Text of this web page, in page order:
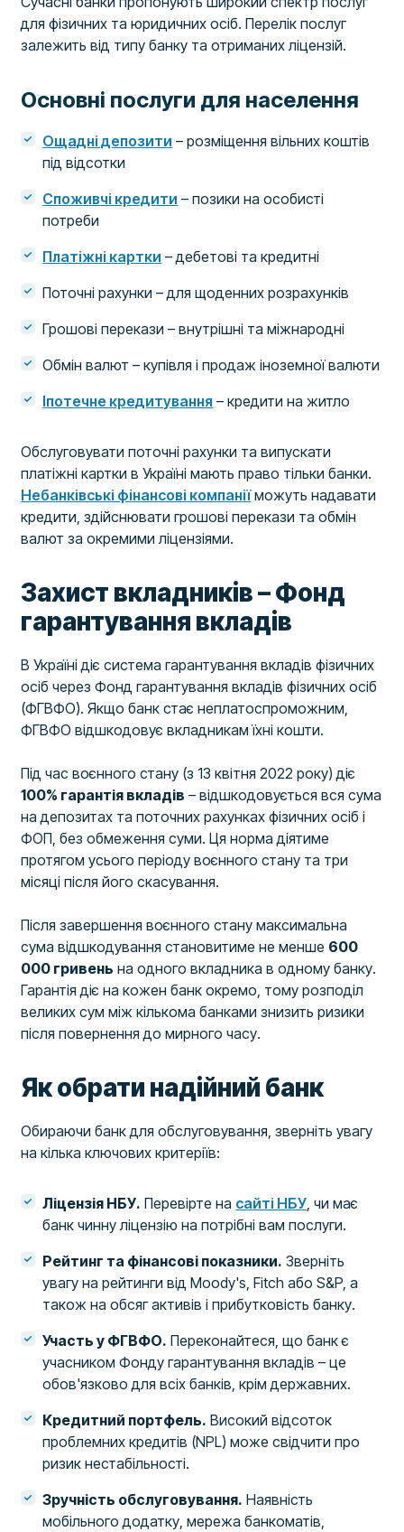
для фізичних та юридичних осіб. Перелік послуг
залежить від типу банку та отриманих ліцензій.
Основні послуги для населення
Ощадні депозити – розміщення вільних коштів
під відсотки
Споживчі кредити – позики на особисті
потреби
Платіжні картки – дебетові та кредитні
Поточні рахунки – для щоденних розрахунків
Грошові перекази – внутрішні та міжнародні
Обмін валют – купівля і продаж іноземної валюти
Іпотечне кредитування – кредити на житло
Обслуговувати поточні рахунки та випускати
платіжні картки в Україні мають право тільки банки.
Небанківські фінансові компаніїможуть надавати
кредити, здійснювати грошові перекази та обмін
валют за окремими ліцензіями.
Захист вкладників – Фонд
гарантування вкладів
В Україні діє система гарантування вкладів фізичних
осіб через Фонд гарантування вкладів фізичних осіб
(ФГВФО). Якщо банк стає неплатоспроможним,
ФГВФО відшкодовує вкладникам їхні кошти.
Під час воєнного стану (з 13 квітня 2022 року) діє
100% гарантія вкладів – відшкодовується вся сума
на депозитах та поточних рахунках фізичних осіб і
ФОП, без обмеження суми. Ця норма діятиме
протягом усього періоду воєнного стану та три
місяці після його скасування.
Після завершення воєнного стану максимальна
сума відшкодування становитиме не менше 600
000 гривень на одного вкладника в одному банку.
Гарантія діє на кожен банк окремо, тому розподіл
великих сум між кількома банками знизить ризики
після повернення до мирного часу.
Як обрати надійний банк
Обираючи банк для обслуговування, зверніть увагу
на кілька ключових критеріїв:
Ліцензія НБУ. Перевірте на сайті НБУ, чи має
банк чинну ліцензію на потрібні вам послуги.
Рейтинг та фінансові показники. Зверніть
увагу на рейтинги від Moody's, Fitch або S&P, а
також на обсяг активів і прибутковість банку.
Участь у ФГВФО. Переконайтеся, що банк є
учасником Фонду гарантування вкладів – це
обов'язково для всіх банків, крім державних.
Кредитний портфель. Високий відсоток
проблемних кредитів (NPL) може свідчити про
ризик нестабільності.
Зручність обслуговування. Наявність
мобільного додатку, мережа банкоматів,